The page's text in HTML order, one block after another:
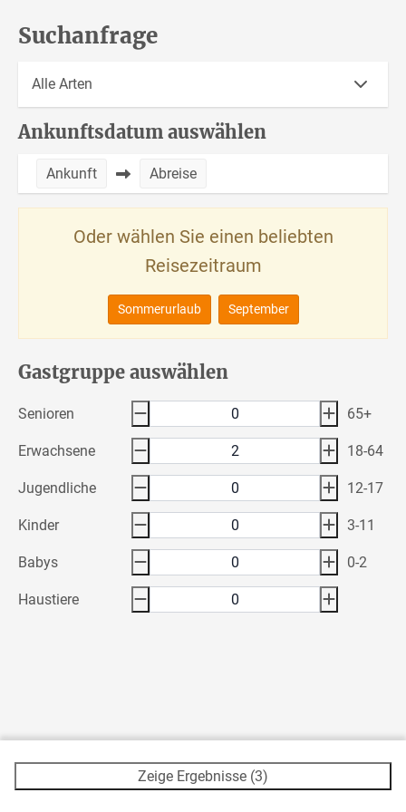
Suchanfrage
Ankunftsdatum auswählen
Ankunft Abreise
Oder wählen Sie einen beliebten
Reisezeitraum
Sommerurlaub September
Gastgruppe auswählen
Senioren 65+
Erwachsene 18-64
Jugendliche 12-17
Kinder 3-11
Babys 0-2
Haustiere
Zeige Ergebnisse (3)